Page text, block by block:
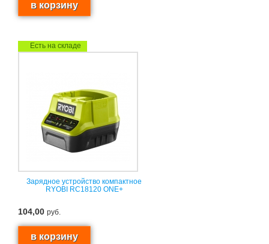
Есть на складе
Зарядное устройство компактное
RYOBI RC18120 ONE+
104,00 руб.